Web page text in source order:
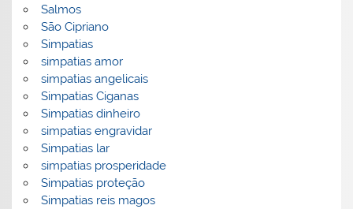
Salmos
São Cipriano
Simpatias
simpatias amor
simpatias angelicais
Simpatias Ciganas
Simpatias dinheiro
simpatias engravidar
Simpatias lar
simpatias prosperidade
Simpatias proteção
Simpatias reis magos